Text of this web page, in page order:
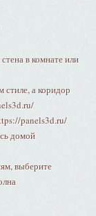
в комнате или
стиле, а коридор
panels3d.ru/
домой
выберите